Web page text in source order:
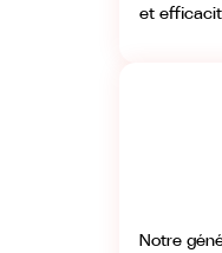
et
Notre